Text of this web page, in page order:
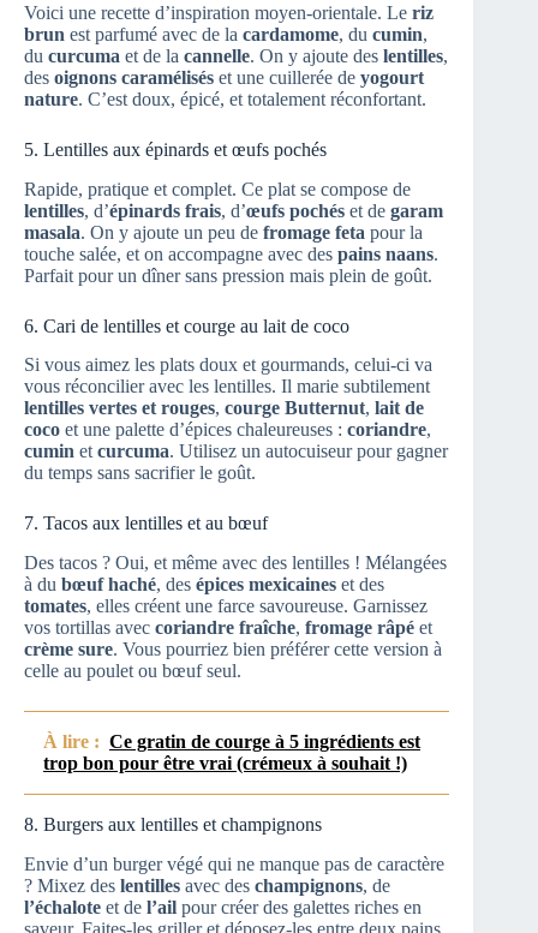
Voici une recette d’inspiration moyen-orientale. Le riz
brun est parfumé avec de la cardamome, du cumin,
du curcuma et de la cannelle. On y ajoute des lentilles,
des oignons caramélisés et une cuillerée de yogourt
nature. C’est doux, épicé, et totalement réconfortant.
5. Lentilles aux épinards et œufs pochés
Rapide, pratique et complet. Ce plat se compose de
lentilles, d’épinards frais, d’œufs pochés et de garam
masala. On y ajoute un peu de fromage feta pour la
touche salée, et on accompagne avec des pains naans.
Parfait pour un dîner sans pression mais plein de goût.
6. Cari de lentilles et courge au lait de coco
Si vous aimez les plats doux et gourmands, celui-ci va
vous réconcilier avec les lentilles. Il marie subtilement
lentilles vertes et rouges, courge Butternut, lait de
coco et une palette d’épices chaleureuses : coriandre,
cumin et curcuma. Utilisez un autocuiseur pour gagner
du temps sans sacrifier le goût.
7. Tacos aux lentilles et au bœuf
Des tacos ? Oui, et même avec des lentilles ! Mélangées
à du bœuf haché, des épices mexicaines et des
tomates, elles créent une farce savoureuse. Garnissez
vos tortillas avec coriandre fraîche, fromage râpé et
crème sure. Vous pourriez bien préférer cette version à
celle au poulet ou bœuf seul.
À lire : Ce gratin de courge à 5 ingrédients est
trop bon pour être vrai (crémeux à souhait !)
8. Burgers aux lentilles et champignons
Envie d’un burger végé qui ne manque pas de caractère
? Mixez des lentilles avec des champignons, de
l’échalote et de l’ail pour créer des galettes riches en
saveur. Faites-les griller et déposez-les entre deux pains